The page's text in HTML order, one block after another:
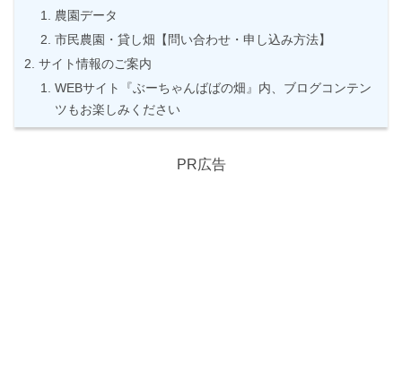
農園データ
市民農園・貸し畑【問い合わせ・申し込み方法】
サイト情報のご案内
WEBサイト『ぶーちゃんばばの畑』内、ブログコンテン
ツもお楽しみください
PR広告